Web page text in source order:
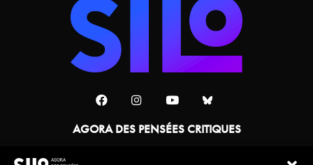
AGORA DES PENSÉES CRITIQUES